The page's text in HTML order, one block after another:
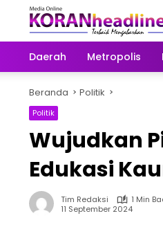
Daerah Metropolis
Beranda Politik
Politik
Wujudkan
Edukasi
Tim Redaksi
1 Min
11 September 2024